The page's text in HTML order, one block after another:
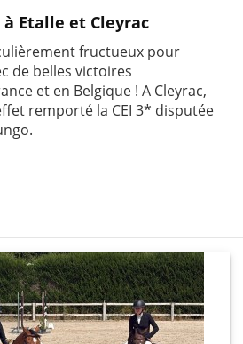
Etalle et Cleyrac
fructueux pour
de belles victoires
et en Belgique ! A Cleyrac,
remporté la CEI 3* disputée